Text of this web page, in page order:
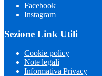
Facebook
Instagram
Sezione Link Utili
Cookie policy
Note legali
Informativa Privacy